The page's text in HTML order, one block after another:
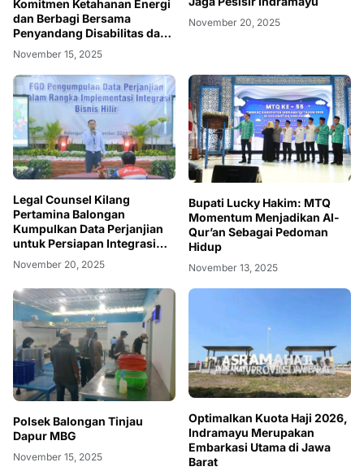
Komitmen Ketahanan Energi
dan Berbagi Bersama
Penyandang Disabilitas dan
Yayasan Pendidikan
November 15, 2025
November 20, 2025
Legal Counsel Kilang
Pertamina Balongan
Kumpulkan Data Perjanjian
untuk Persiapan Integrasi
Bisnis Hilir Pertamina
November 20, 2025
Bupati Lucky Hakim: MTQ
Momentum Menjadikan Al-
Qur’an Sebagai Pedoman
Hidup
November 13, 2025
Polsek Balongan Tinjau
Dapur MBG
November 15, 2025
Optimalkan Kuota Haji 2026,
Indramayu Merupakan
Embarkasi Utama di Jawa
Barat